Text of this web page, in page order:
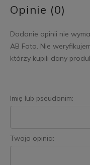
Opinie (0)
Dodanie opinii nie
AB Foto. Nie
którzy kupili dany
Imię lub pseudonim:
Twoja opinia: